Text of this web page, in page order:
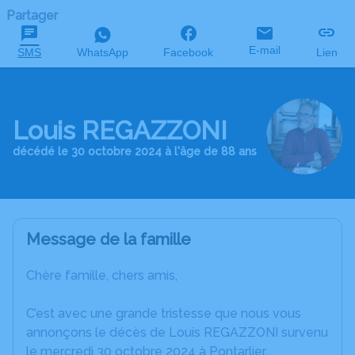
Partager
SMS WhatsApp Facebook E-mail Lien
Louis REGAZZONI
décédé le 30 octobre 2024 à l'âge de 88 ans
Message de la famille
Chère famille, chers amis,
C’est avec une grande tristesse que nous vous
annonçons le décès de Louis REGAZZONI survenu
le mercredi 30 octobre 2024 à Pontarlier.